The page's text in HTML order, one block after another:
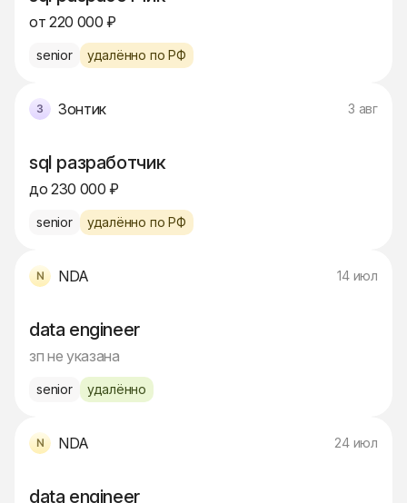
от 220 000 ₽
senior удалённо по РФ
Зонтик 3 авг
sql разработчик
до 230 000 ₽
senior удалённо по РФ
NDA 14 июл
data engineer
зп не указана
senior удалённо
NDA 24 июл
data engineer